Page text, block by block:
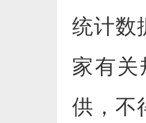
统计数
家有
供，不